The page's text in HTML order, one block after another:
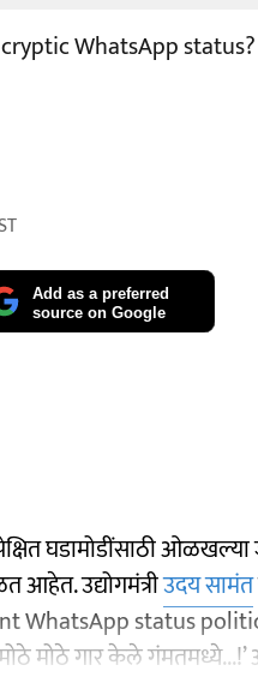
WhatsApp status?
Add as a preferred
source on Google
घडामोडींसाठी ओळखल्या
आहेत. उद्योगमंत्रीउदय सामंत
WhatsApp status
मोठे गार केले